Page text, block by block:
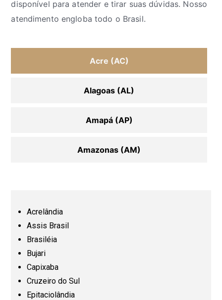
disponível para atender e tirar suas dúvidas. Nosso
atendimento engloba todo o Brasil.
Acre (AC)
Alagoas (AL)
Amapá (AP)
Amazonas (AM)
Acrelândia
Assis Brasil
Brasiléia
Bujari
Capixaba
Cruzeiro do Sul
Epitaciolândia